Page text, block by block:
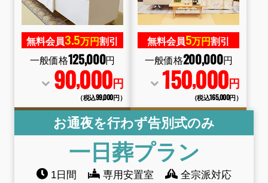
無料会員3.5万円割引
一般価格125,000円
90,000円
（税込99,000円）
無料会員5万円割引
一般価格200,000円
150,000円
（税込165,000円）
お通夜を行わず告別式のみ
一日葬プラン
1日間 専用安置室 全宗派対応